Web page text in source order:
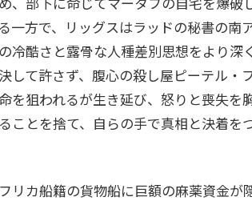
一方で、リッグスはラッドの秘書の南
冷酷さと露骨な人種差別思想をより深
して許さず、腹心の殺し屋ピーテル・
を狙われるが生き延び、怒りと喪失を
ことを捨て、自らの手で真相と決着を
リカ船籍の貨物船に巨額の麻薬資金が